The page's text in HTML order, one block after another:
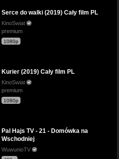
Serce do walki (2019) Cały film PL
KinoSwiat
premium
1080p
Kurier (2019) Cały film PL
KinoSwiat
premium
1080p
Pal Hajs TV - 21 - Domówka na
Wschodniej
WuwunioTV